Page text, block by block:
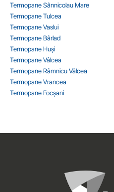
Termopane Sânnicolau Mare
Termopane Tulcea
Termopane Vaslui
Termopane Bârlad
Termopane Huși
Termopane Vâlcea
Termopane Râmnicu Vâlcea
Termopane Vrancea
Termopane Focșani